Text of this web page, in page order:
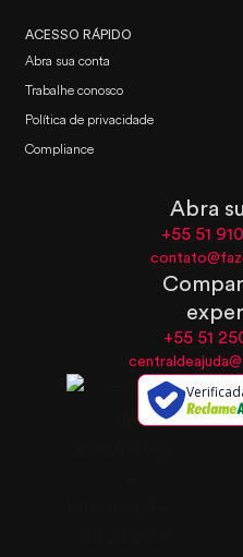
ACESSO RÁPIDO
Abra sua conta
Trabalhe conosco
Política de privacidade
Compliance
Abra
+55 51
+55 51